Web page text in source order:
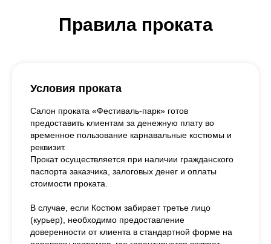
Правила проката
Условия проката
Салон проката «Фестиваль-парк» готов
предоставить клиентам за денежную плату во
временное пользование карнавальные костюмы и
реквизит.
Прокат осуществляется при наличии гражданского
паспорта заказчика, залоговых денег и оплаты
стоимости проката.
В случае, если Костюм забирает третье лицо
(курьер), необходимо предоставление
доверенности от клиента в стандартной форме на